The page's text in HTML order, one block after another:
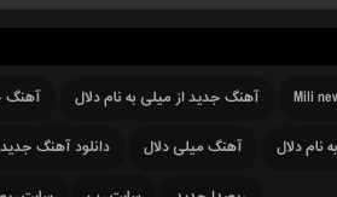
Mili آهنگ جدید از میلی به نام دلال آهنگ
نام دلال آهنگ میلی دلال دانلود آهنگ